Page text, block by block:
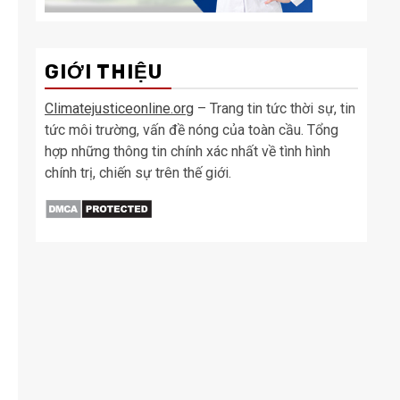
GIỚI THIỆU
Climatejusticeonline.org – Trang tin tức thời sự, tin
tức môi trường, vấn đề nóng của toàn cầu. Tổng
hợp những thông tin chính xác nhất về tình hình
chính trị, chiến sự trên thế giới.